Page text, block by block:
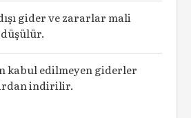
gider ve zararlar mali
kabul edilmeyen giderler
indirilir.